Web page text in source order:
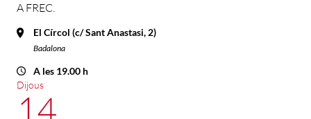
A FREC.
El Círcol (c/ Sant Anastasi, 2)
Badalona
A les 19.00 h
Dijous
14